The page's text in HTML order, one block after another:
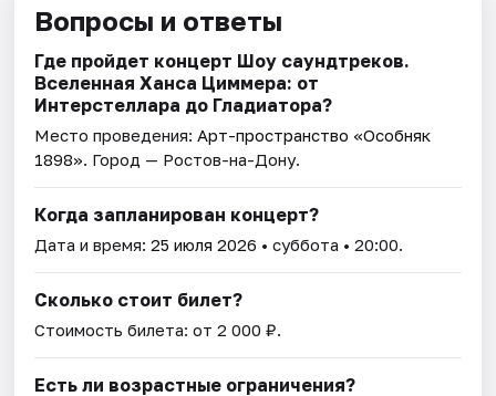
Вопросы и ответы
Где пройдет концерт Шоу саундтреков.
Вселенная Ханса Циммера: от
Интерстеллара до Гладиатора?
Место проведения:Арт-пространство «Особняк
1898». Город — Ростов-на-Дону.
Когда запланирован концерт?
Дата и время:25 июля 2026 • суббота • 20:00.
Сколько стоит билет?
Стоимость билета: от 2 000 ₽.
Есть ли возрастные ограничения?